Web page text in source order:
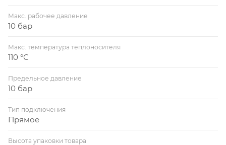
Макс. рабочее давление
10 бар
Макс. температура теплоносителя
110 °С
Предельное давление
10 бар
Тип подключения
Прямое
Высота упаковки товара